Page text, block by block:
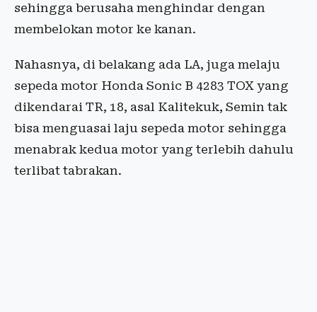
sehingga berusaha menghindar dengan
membelokan motor ke kanan.
Nahasnya, di belakang ada LA, juga melaju
sepeda motor Honda Sonic B 4283 TOX yang
dikendarai TR, 18, asal Kalitekuk, Semin tak
bisa menguasai laju sepeda motor sehingga
menabrak kedua motor yang terlebih dahulu
terlibat tabrakan.